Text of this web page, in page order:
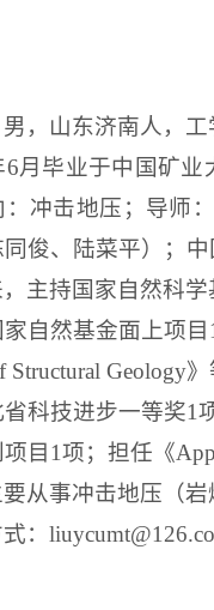
，山东济南人，
6月毕业于中国矿业
：冲击地压；导师
俊、陆菜平）；
主持国家自然科
自然基金面上项目
Structural Geology》
科技进步一等奖1
目 1项；担任《
要从事冲击地压（
：